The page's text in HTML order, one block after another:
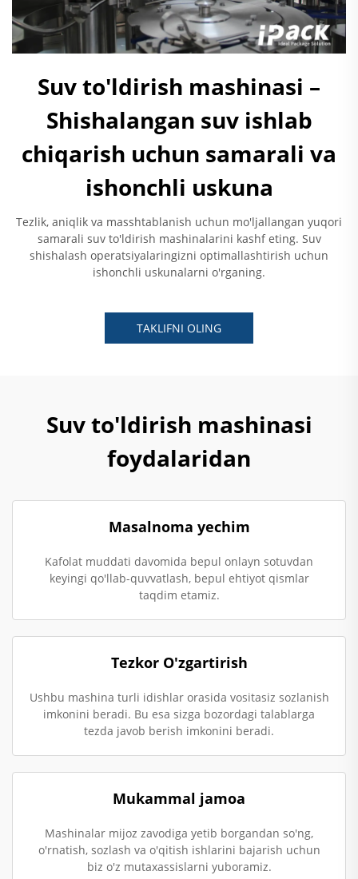
Suv to'ldirish mashinasi –
Shishalangan suv ishlab
chiqarish uchun samarali va
ishonchli uskuna
Tezlik, aniqlik va masshtablanish uchun mo'ljallangan yuqori
samarali suv to'ldirish mashinalarini kashf eting. Suv
shishalash operatsiyalaringizni optimallashtirish uchun
ishonchli uskunalarni o'rganing.
TAKLIFNI OLING
Suv to'ldirish mashinasi
foydalaridan
Masalnoma yechim
Kafolat muddati davomida bepul onlayn sotuvdan
keyingi qo'llab-quvvatlash, bepul ehtiyot qismlar
taqdim etamiz.
Tezkor O'zgartirish
Ushbu mashina turli idishlar orasida vositasiz sozlanish
imkonini beradi. Bu esa sizga bozordagi talablarga
tezda javob berish imkonini beradi.
Mukammal jamoa
Mashinalar mijoz zavodiga yetib borgandan so'ng,
o'rnatish, sozlash va o'qitish ishlarini bajarish uchun
biz o'z mutaxassislarni yuboramiz.